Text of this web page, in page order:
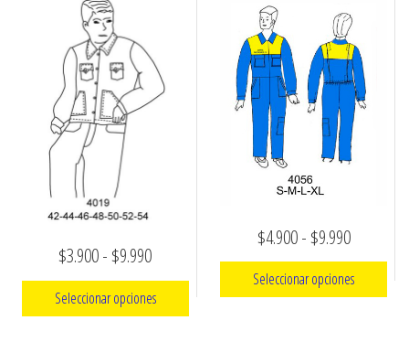
$3.900- $9.990Rango
de
precios:
Seleccionar opciones
$4.900- $9.990Rango
de
precios:
Seleccionar opciones